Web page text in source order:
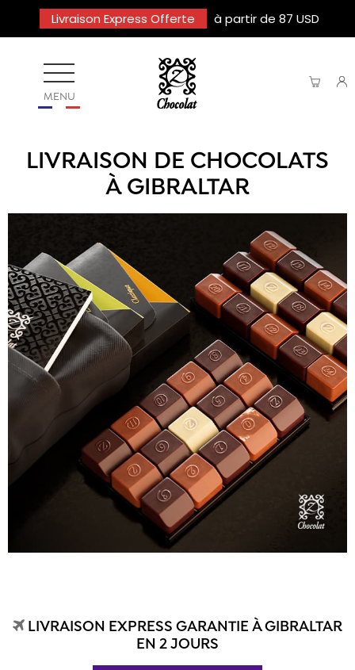
Livraison Express Offerte à partir de 87 USD
MENU
LIVRAISON DE CHOCOLATS
À GIBRALTAR
LIVRAISON EXPRESS GARANTIE À GIBRALTAR
EN 2 JOURS